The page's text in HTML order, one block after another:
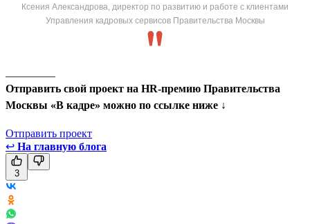
Ксения Александрова, директор по развитию и работе с клиентами
Управления кадровых сервисов Правительства Москвы
Отправить свой проект на HR-премию Правительства
Москвы «В кадре» можно по ссылке ниже ↓
Отправить проект
↩ На главную блога
3